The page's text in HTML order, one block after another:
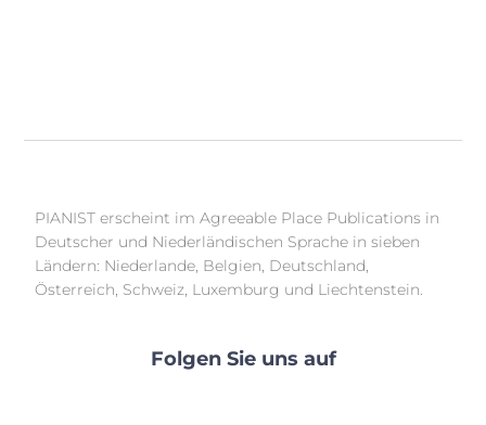
PIANIST erscheint im Agreeable Place Publications in
Deutscher und Niederländischen Sprache in sieben
Ländern: Niederlande, Belgien, Deutschland,
Österreich, Schweiz, Luxemburg und Liechtenstein.
Folgen Sie uns auf